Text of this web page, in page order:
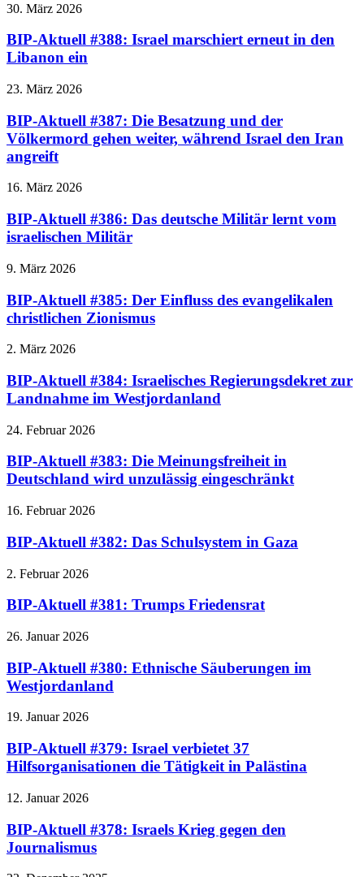
30. März 2026
BIP-Aktuell #388: Israel marschiert erneut in den
Libanon ein
23. März 2026
BIP-Aktuell #387: Die Besatzung und der
Völkermord gehen weiter, während Israel den Iran
angreift
16. März 2026
BIP-Aktuell #386: Das deutsche Militär lernt vom
israelischen Militär
9. März 2026
BIP-Aktuell #385: Der Einfluss des evangelikalen
christlichen Zionismus
2. März 2026
BIP-Aktuell #384: Israelisches Regierungsdekret zur
Landnahme im Westjordanland
24. Februar 2026
BIP-Aktuell #383: Die Meinungsfreiheit in
Deutschland wird unzulässig eingeschränkt
16. Februar 2026
BIP-Aktuell #382: Das Schulsystem in Gaza
2. Februar 2026
BIP-Aktuell #381: Trumps Friedensrat
26. Januar 2026
BIP-Aktuell #380: Ethnische Säuberungen im
Westjordanland
19. Januar 2026
BIP-Aktuell #379: Israel verbietet 37
Hilfsorganisationen die Tätigkeit in Palästina
12. Januar 2026
BIP-Aktuell #378: Israels Krieg gegen den
Journalismus